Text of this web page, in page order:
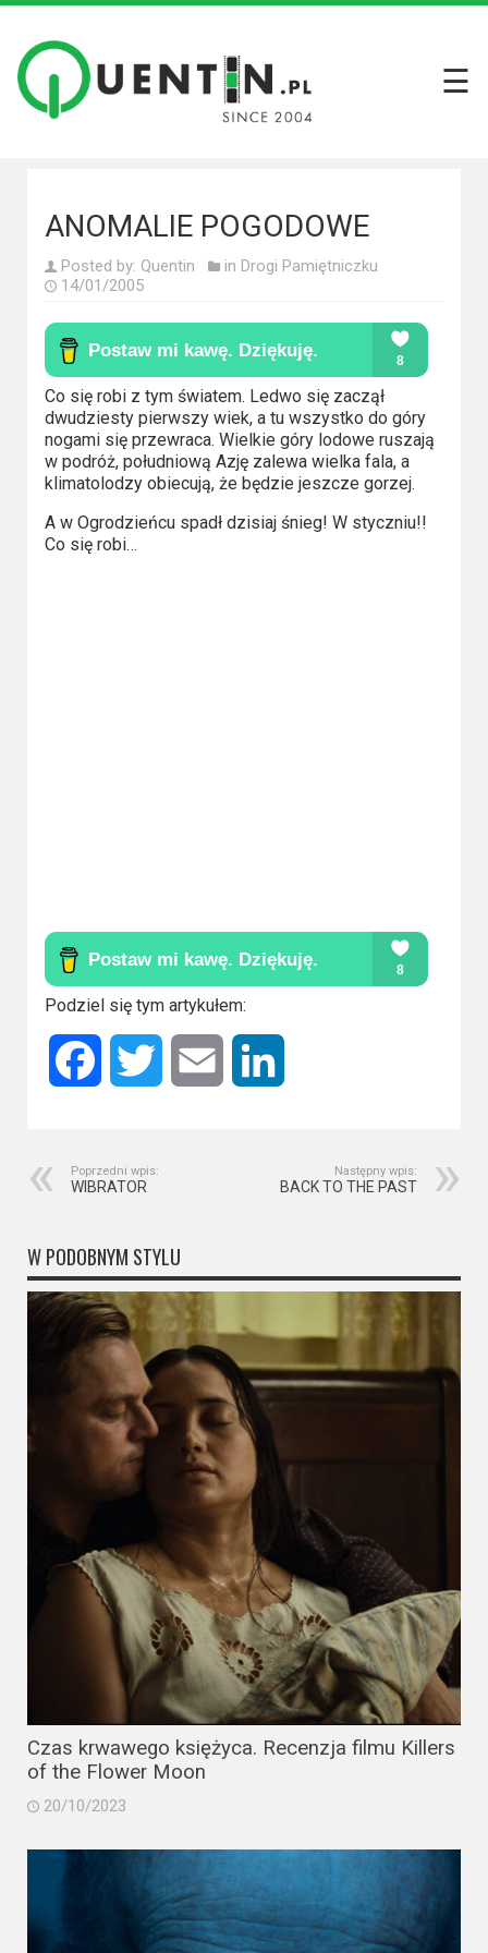
Filmy
Krótkie
recenzje
Seriale
Wszystkie
recenzje
seriali
Kategorie
Bollywood
europejskie
Kino
polskie
Komedie
Filmy
na
faktach
Thrillery
Streaming
Amazon
Prime
Video
Apple
TV
Disney+
Max
Netflix
Showtime
Podsumowania
☰
ANOMALIE POGODOWE
Posted by: Quentin in Drogi Pamiętniczku
14/01/2005
Co się robi z tym światem. Ledwo się zaczął
dwudziesty pierwszy wiek, a tu wszystko do góry
nogami się przewraca. Wielkie góry lodowe ruszają
w podróż, południową Azję zalewa wielka fala, a
klimatolodzy obiecują, że będzie jeszcze gorzej.
A w Ogrodzieńcu spadł dzisiaj śnieg! W styczniu!!
Co się robi…
Podziel się tym artykułem:
Facebook Twitter Email
Poprzedni wpis:
WIBRATOR
Następny wpis:
BACK TO THE PAST
W PODOBNYM STYLU
Czas krwawego księżyca. Recenzja filmu Killers
of the Flower Moon
20/10/2023